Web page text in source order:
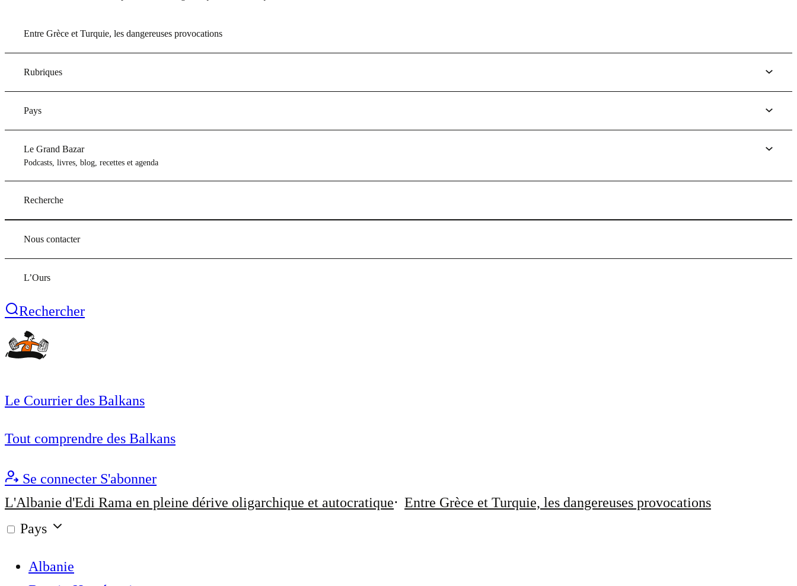
Entre Grèce et Turquie, les dangereuses provocations
Rubriques
Pays
Le Grand Bazar
Podcasts, livres, blog, recettes et agenda
Recherche
Nous contacter
L’Ours
Rechercher
Le Courrier des Balkans
Tout comprendre des Balkans
Se connecter S'abonner
L'Albanie d'Edi Rama en pleine dérive oligarchique et autocratique
Entre Grèce et Turquie, les dangereuses provocations
Pays
Albanie